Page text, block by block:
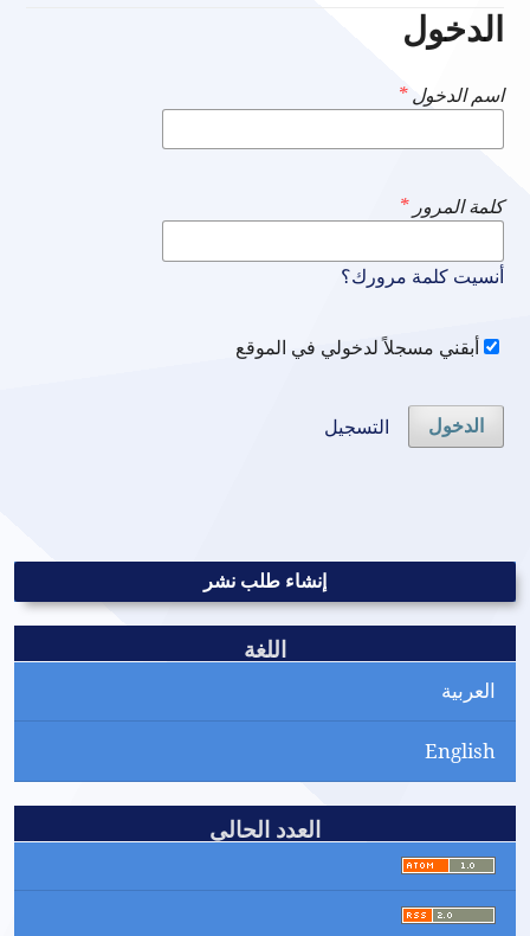
الدخول
اسم الدخول*
كلمة المرور*
أنسيت كلمة مرورك؟
أبقني مسجلاً لدخولي في الموقع
الدخول التسجيل
إنشاء طلب نشر
اللغة
العربية
English
العدد الحالي